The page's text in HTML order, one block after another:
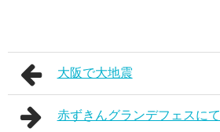
大阪で大地震
赤ずきんグランデフェスにて